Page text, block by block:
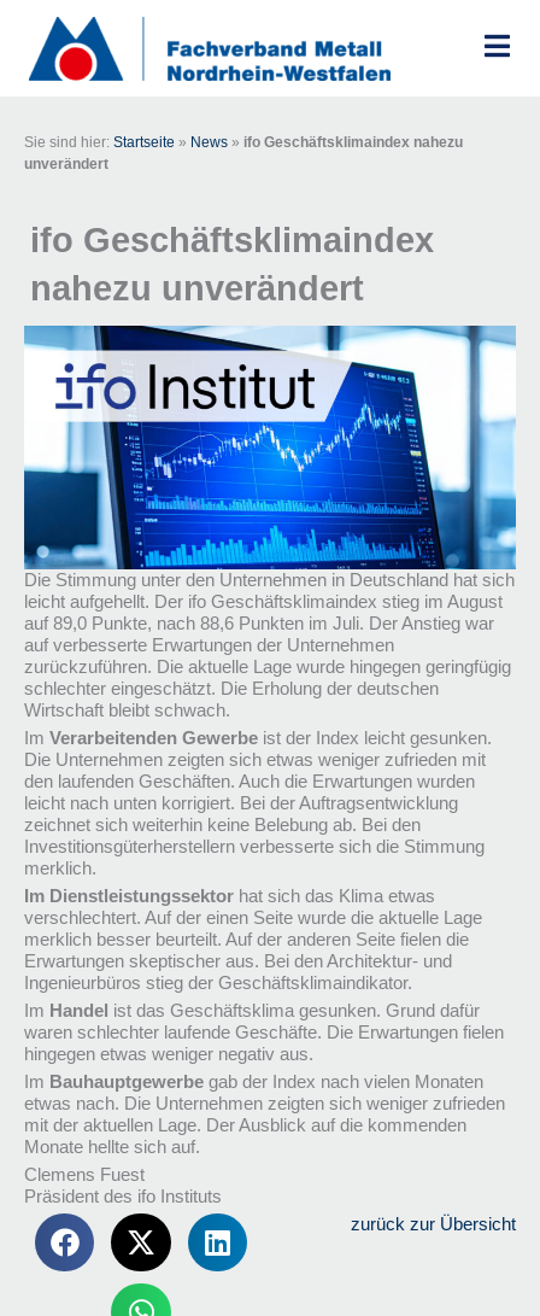
springen
Sie sind hier: Startseite » News » ifo Geschäftsklimaindex nahezu
unverändert
ifo Geschäftsklimaindex
nahezu unverändert
Die Stimmung unter den Unternehmen in Deutschland hat sich
leicht aufgehellt. Der ifo Geschäftsklimaindex stieg im August
auf 89,0 Punkte, nach 88,6 Punkten im Juli. Der Anstieg war
auf verbesserte Erwartungen der Unternehmen
zurückzuführen. Die aktuelle Lage wurde hingegen geringfügig
schlechter eingeschätzt. Die Erholung der deutschen
Wirtschaft bleibt schwach.
Im Verarbeitenden Gewerbe ist der Index leicht gesunken.
Die Unternehmen zeigten sich etwas weniger zufrieden mit
den laufenden Geschäften. Auch die Erwartungen wurden
leicht nach unten korrigiert. Bei der Auftragsentwicklung
zeichnet sich weiterhin keine Belebung ab. Bei den
Investitionsgüterherstellern verbesserte sich die Stimmung
merklich.
Im Dienstleistungssektor hat sich das Klima etwas
verschlechtert. Auf der einen Seite wurde die aktuelle Lage
merklich besser beurteilt. Auf der anderen Seite fielen die
Erwartungen skeptischer aus. Bei den Architektur- und
Ingenieurbüros stieg der Geschäftsklimaindikator.
Im Handel ist das Geschäftsklima gesunken. Grund dafür
waren schlechter laufende Geschäfte. Die Erwartungen fielen
hingegen etwas weniger negativ aus.
Im Bauhauptgewerbe gab der Index nach vielen Monaten
etwas nach. Die Unternehmen zeigten sich weniger zufrieden
mit der aktuellen Lage. Der Ausblick auf die kommenden
Monate hellte sich auf.
Clemens Fuest
Präsident des ifo Instituts
zurück zur Übersicht